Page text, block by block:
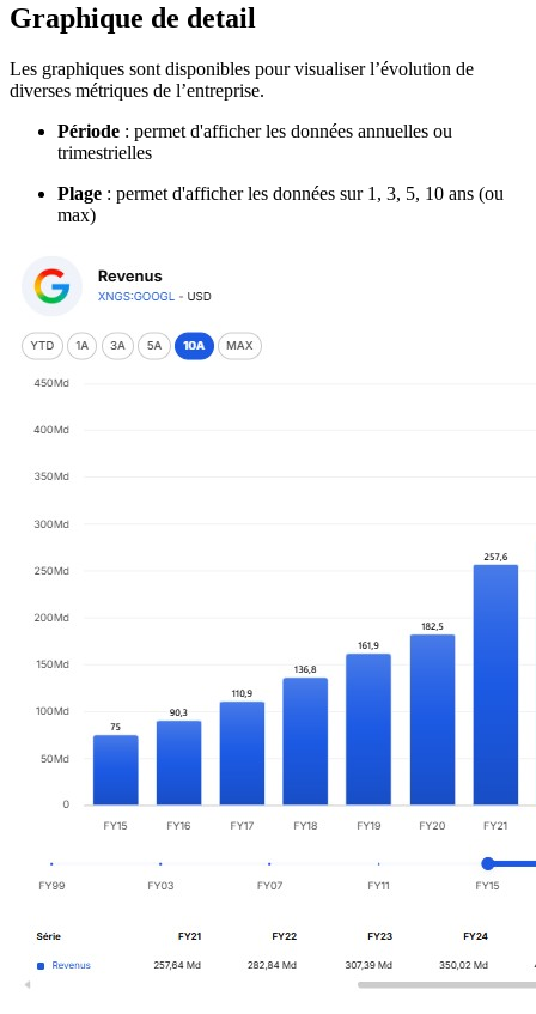
Graphique de detail
Les graphiques sont disponibles pour visualiser l’évolution de
diverses métriques de l’entreprise.
Période : permet d'afficher les données annuelles ou
trimestrielles
Plage : permet d'afficher les données sur 1, 3, 5, 10 ans (ou
max)